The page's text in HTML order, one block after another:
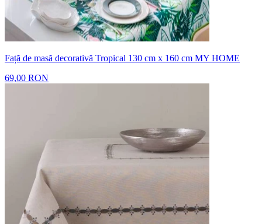
Față de masă decorativă Tropical 130 cm x 160 cm MY HOME
69,00 RON